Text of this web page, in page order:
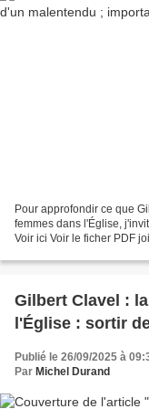
Pour approfondir ce que
femmes dans l'Église,
Voir ici Voir le ficher PDF joint
Gilbert Clavel :
l'Église : sortir
Publié le 26/09/2025 à
Par Michel Durand